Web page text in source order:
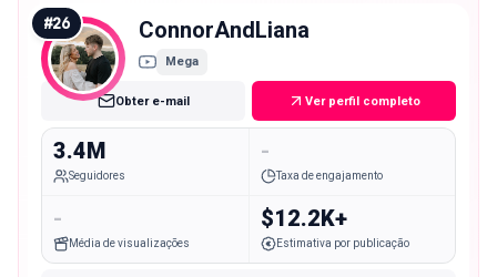
#26 ConnorAndLiana
Mega
Obter e-mail Ver perfil completo
3.4M
Seguidores
-
Taxa de engajamento
-
Média de visualizações
$12.2K+
Estimativa por publicação